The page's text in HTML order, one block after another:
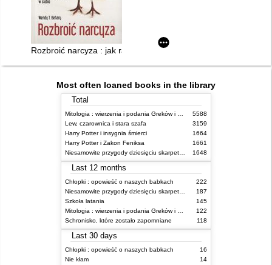
Rozbroić narcyza : jak radzić sobie z osobą zapatrzoną w
Most often loaned books in the library
Total
Mitologia : wierzenia i podania Greków i Rzymian
5588
Lew, czarownica i stara szafa
3159
Harry Potter i insygnia śmierci
1664
Harry Potter i Zakon Feniksa
1661
Niesamowite przygody dziesięciu skarpetek (czterech prawych i sześciu lewych)
1648
Last 12 months
Chłopki : opowieść o naszych babkach
222
Niesamowite przygody dziesięciu skarpetek (czterech prawych i sześciu lewych)
187
Szkoła latania
145
Mitologia : wierzenia i podania Greków i Rzymian
122
Schronisko, które zostało zapomniane
118
Last 30 days
Chłopki : opowieść o naszych babkach
16
Nie kłam
14